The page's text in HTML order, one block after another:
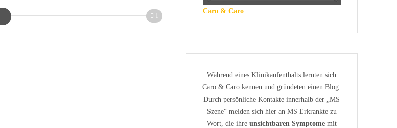
1
Caro & Caro
Während eines Klinikaufenthalts lernten sich
Caro & Caro kennen und gründeten einen Blog.
Durch persönliche Kontakte innerhalb der „MS
Szene“ melden sich hier an MS Erkrankte zu
Wort, die ihre unsichtbaren Symptomemit